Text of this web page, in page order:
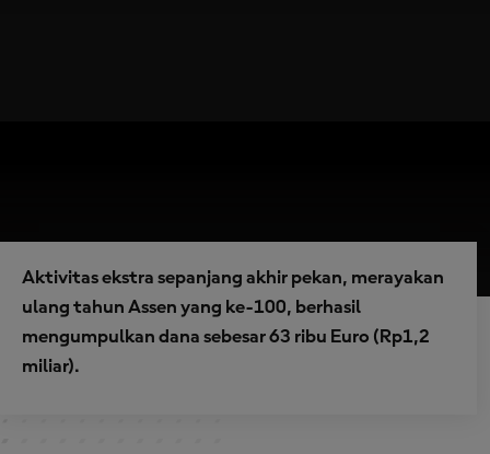
Aktivitas ekstra sepanjang akhir pekan, merayakan
ulang tahun Assen yang ke-100, berhasil
mengumpulkan dana sebesar 63 ribu Euro (Rp1,2
miliar).